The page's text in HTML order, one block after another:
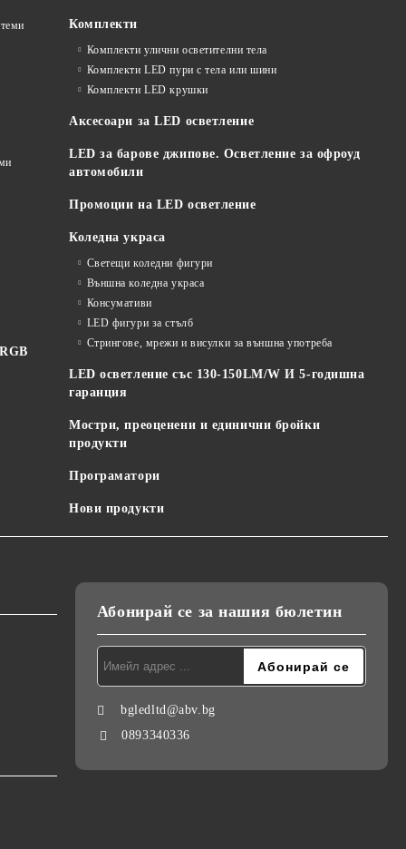
Комплекти
Комплекти улични осветителни тела
Комплекти LED пури с тела или шини
Комплекти LED крушки
Аксесоари за LED осветление
LED за барове джипове. Осветление за офроуд
автомобили
Промоции на LED осветление
Коледна украса
Светещи коледни фигури
Външна коледна украса
Консумативи
LED фигури за стълб
Стрингове, мрежи и висулки за външна употреба
LED осветление със 130-150LM/W И 5-годишна
гаранция
Мостри, преоценени и единични бройки
продукти
Програматори
Нови продукти
Абонирай се за нашия бюлетин
bgledltd@abv.bg
0893340336